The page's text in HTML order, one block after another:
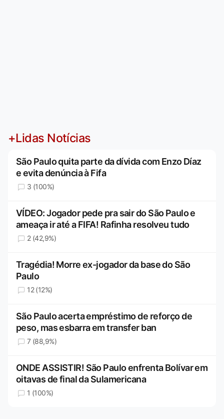
+Lidas Notícias
São Paulo quita parte da dívida com Enzo Díaz
e evita denúncia à Fifa
3 (100%)
VÍDEO: Jogador pede pra sair do São Paulo e
ameaça ir até a FIFA! Rafinha resolveu tudo
2 (42,9%)
Tragédia! Morre ex-jogador da base do São
Paulo
12 (12%)
São Paulo acerta empréstimo de reforço de
peso, mas esbarra em transfer ban
7 (88,9%)
ONDE ASSISTIR! São Paulo enfrenta Bolívar em
oitavas de final da Sulamericana
1 (100%)